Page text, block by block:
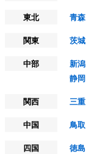
東北
青森
関東
茨城
中部
新潟
静岡
関西
三重
中国
鳥取
四国
徳島